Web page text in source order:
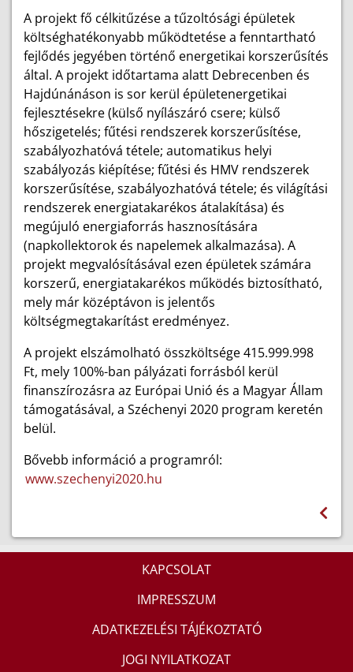
A projekt fő célkitűzése a tűzoltósági épületek
költséghatékonyabb működtetése a fenntartható
fejlődés jegyében történő energetikai korszerűsítés
által. A projekt időtartama alatt Debrecenben és
Hajdúnánáson is sor kerül épületenergetikai
fejlesztésekre (külső nyílászáró csere; külső
hőszigetelés; fűtési rendszerek korszerűsítése,
szabályozhatóvá tétele; automatikus helyi
szabályozás kiépítése; fűtési és HMV rendszerek
korszerűsítése, szabályozhatóvá tétele; és világítási
rendszerek energiatakarékos átalakítása) és
megújuló energiaforrás hasznosítására
(napkollektorok és napelemek alkalmazása). A
projekt megvalósításával ezen épületek számára
korszerű, energiatakarékos működés biztosítható,
mely már középtávon is jelentős
költségmegtakarítást eredményez.
A projekt elszámolható összköltsége 415.999.998
Ft, mely 100%-ban pályázati forrásból kerül
finanszírozásra az Európai Unió és a Magyar Állam
támogatásával, a Széchenyi 2020 program keretén
belül.
Bővebb információ a programról:
www.szechenyi2020.hu
KAPCSOLAT
IMPRESSZUM
ADATKEZELÉSI TÁJÉKOZTATÓ
JOGI NYILATKOZAT